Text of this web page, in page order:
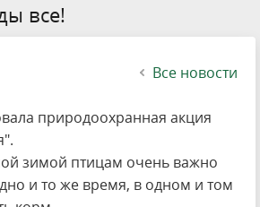
все!
Все новости
природоохранная акция
зимой птицам очень важно
и то же время, в одном и том